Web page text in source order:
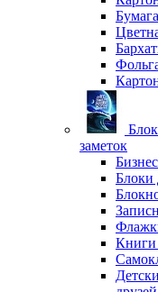
заметок
Блоки
Книги